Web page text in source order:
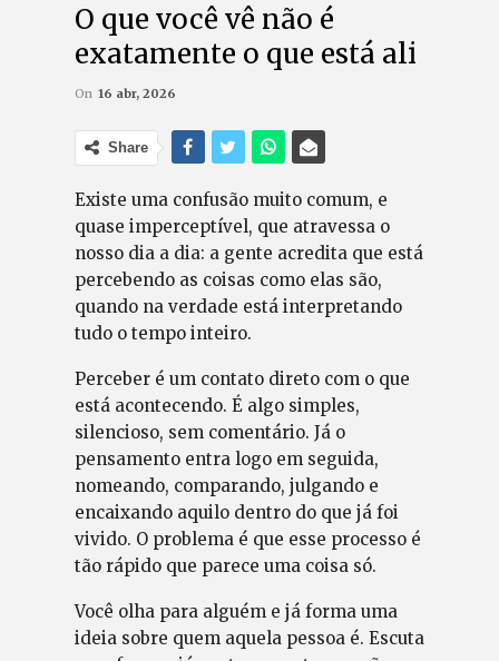
O que você vê não é
exatamente o que está ali
On 16 abr, 2026
Share
Existe uma confusão muito comum, e
quase imperceptível, que atravessa o
nosso dia a dia: a gente acredita que está
percebendo as coisas como elas são,
quando na verdade está interpretando
tudo o tempo inteiro.
Perceber é um contato direto com o que
está acontecendo. É algo simples,
silencioso, sem comentário. Já o
pensamento entra logo em seguida,
nomeando, comparando, julgando e
encaixando aquilo dentro do que já foi
vivido. O problema é que esse processo é
tão rápido que parece uma coisa só.
Você olha para alguém e já forma uma
ideia sobre quem aquela pessoa é. Escuta